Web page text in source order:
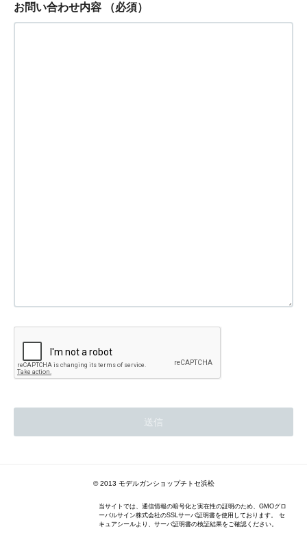
お問い合わせ内容 （必須）
© 2013 モデルガンショップチトセ浜松
当サイトでは、通信情報の暗号化と実在性の証明のため、GMOグロ
ーバルサイン株式会社のSSLサーバ証明書を使用しております。 セ
キュアシールより、サーバ証明書の検証結果をご確認ください。